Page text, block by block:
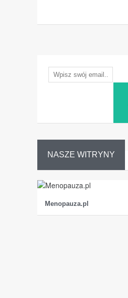
NASZE WITRYNY
Menopauza.pl